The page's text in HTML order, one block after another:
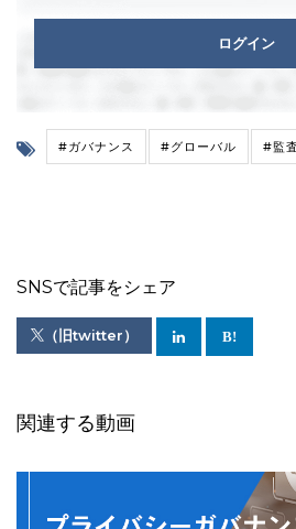
ログイン
#ガバナンス #グローバル #監
SNSで記事をシェア
（旧twitter）
関連する動画